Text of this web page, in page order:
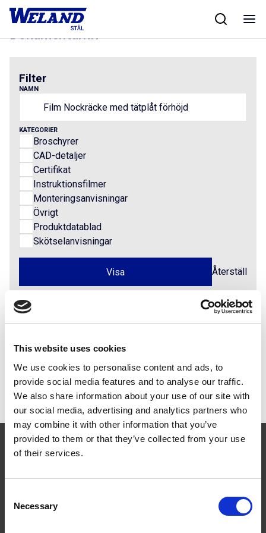
This website uses cookies
We use cookies to personalise content and ads, to
provide social media features and to analyse our traffic.
We also share information about your use of our site with
our social media, advertising and analytics partners who
may combine it with other information that you’ve
provided to them or that they’ve collected from your use
of their services.
Selection
Necessary
Skip
Hem/Results for Film Nockräcke med tätplåt förhöjd
Dokumentarkiv
Filter
NAMN
KATEGORIER
Broschyrer
CAD-detaljer
Certifikat
Instruktionsfilmer
Monteringsanvisningar
Övrigt
Produktdatablad
Skötselanvisningar
Återställ
Instruktionsfilmer
Film Nockräcke med tätplåt förhöjd
Följ oss